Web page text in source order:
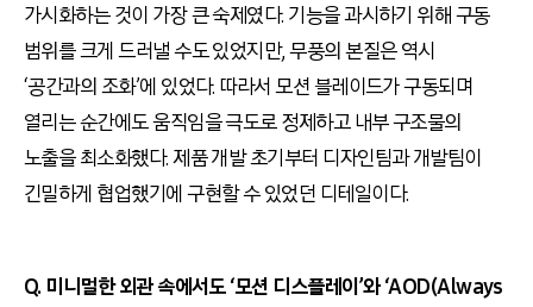
가시화하는 것이 가장 큰 숙제였다. 기능을 과시하기 위해 구동
범위를 크게 드러낼 수도 있었지만, 무풍의 본질은 역시
‘공간과의 조화’에 있었다. 따라서 모션 블레이드가 구동되며
열리는 순간에도 움직임을 극도로 정제하고 내부 구조물의
노출을 최소화했다. 제품 개발 초기부터 디자인팀과 개발팀이
긴밀하게 협업했기에 구현할 수 있었던 디테일이다.
Q. 미니멀한 외관 속에서도 ‘모션 디스플레이’와 ‘AOD(Always